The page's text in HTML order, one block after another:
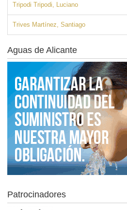
Tripodi Tripodi, Luciano
Trives Martínez, Santiago
Aguas de Alicante
Patrocinadores